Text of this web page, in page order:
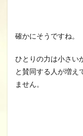
確かにそうですね。
ひとりの力は小さい
と賛同する人が増え
ません。